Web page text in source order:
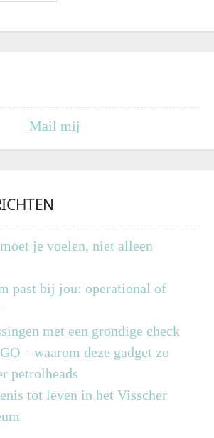
Mail mij
je voelen, niet alleen
past bij jou: operational of
met een grondige check
– waarom deze gadget zo
petrolheads
tot leven in het Visscher